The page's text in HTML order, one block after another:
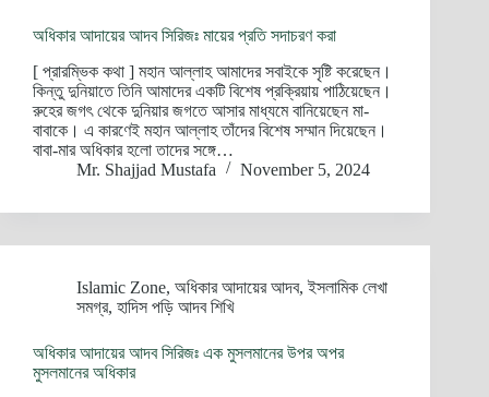
অধিকার আদায়ের আদব সিরিজঃ মায়ের প্রতি সদাচরণ করা
[ প্রারম্ভিক কথা ] মহান আল্লাহ আমাদের সবাইকে সৃষ্টি করেছেন।
কিন্তু দুনিয়াতে তিনি আমাদের একটি বিশেষ প্রক্রিয়ায় পাঠিয়েছেন।
রুহের জগৎ থেকে দুনিয়ার জগতে আসার মাধ্যমে বানিয়েছেন মা-
বাবাকে। এ কারণেই মহান আল্লাহ তাঁদের বিশেষ সম্মান দিয়েছেন।
বাবা-মার অধিকার হলো তাদের সঙ্গে…
Mr. Shajjad Mustafa
November 5, 2024
Islamic Zone, অধিকার আদায়ের আদব,ইসলামিক লেখা
সমগ্র, হাদিস পড়ি আদব শিখি
অধিকার আদায়ের আদব সিরিজঃ এক মুসলমানের উপর অপর
মুসলমানের অধিকার